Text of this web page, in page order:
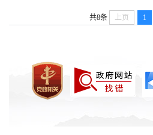
共8条 上页 1